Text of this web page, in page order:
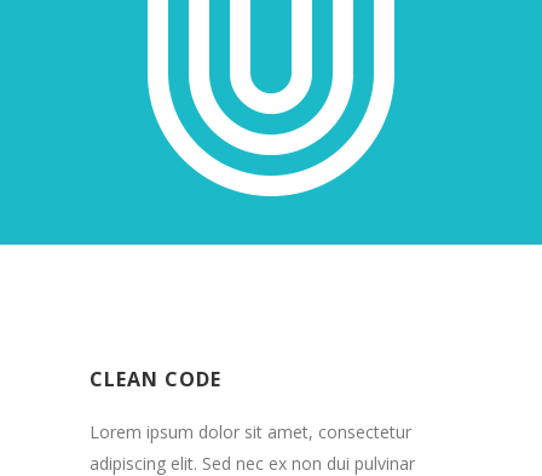
CLEAN CODE
Lorem ipsum dolor sit amet, consectetur
adipiscing elit. Sed nec ex non dui pulvinar